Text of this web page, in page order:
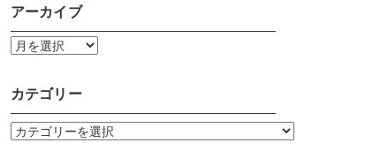
アーカイブ
ア
カ
ブ
カテゴリー
カ